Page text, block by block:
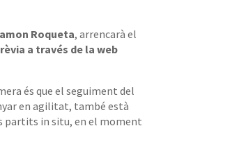
Roqueta, arrencarà el
a través de la web
és que el seguiment del
en agilitat, també està
partits in situ, en el moment